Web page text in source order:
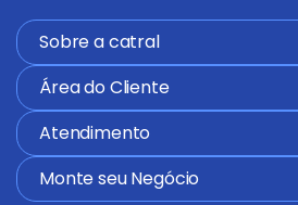
Sobre a catral
Área do Cliente
Atendimento
Monte seu Negócio